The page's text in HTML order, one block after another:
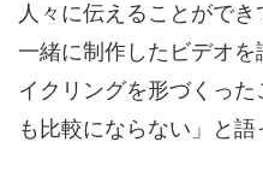
人々に伝えることがで
一緒に制作したビデオ
イクリングを形づくっ
も比較にならない」と語